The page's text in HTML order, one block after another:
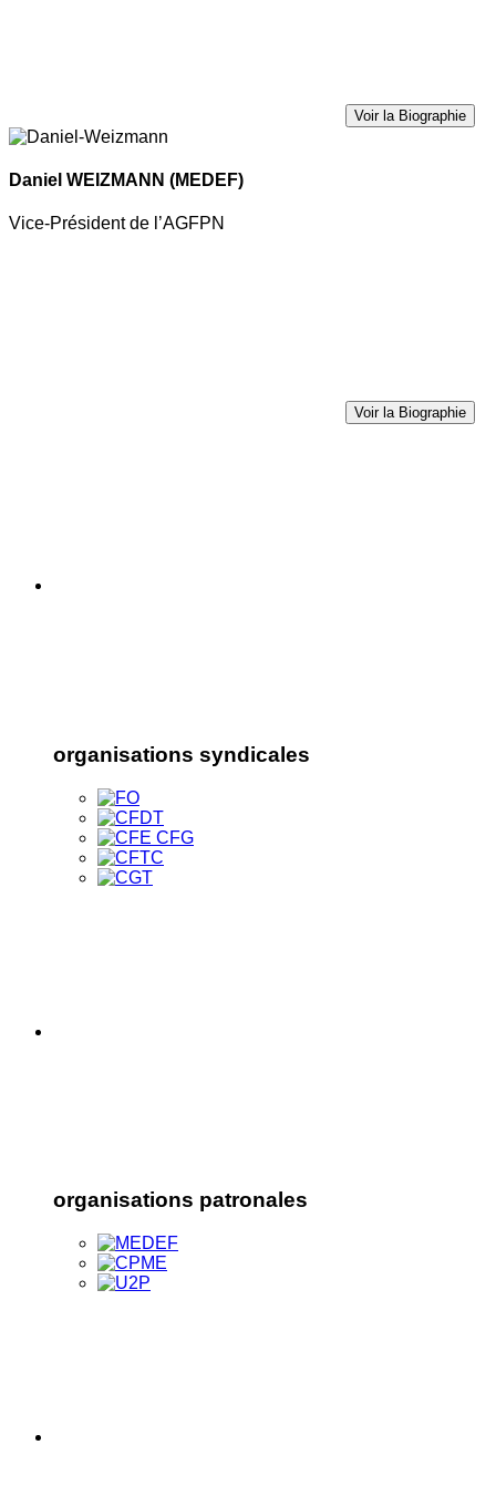
Voir la Biographie
Daniel WEIZMANN (MEDEF)
Vice-Président de l’AGFPN
Voir la Biographie
organisations syndicales
organisations patronales